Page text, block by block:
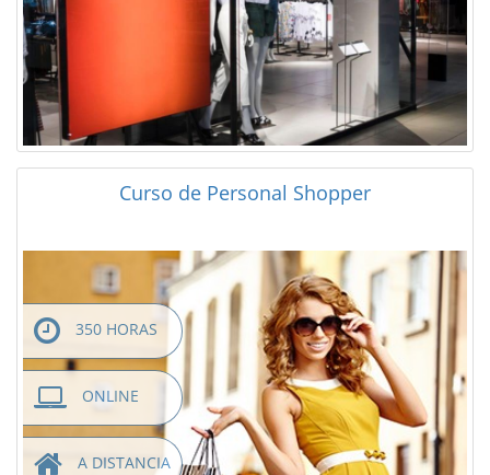
Curso de Personal Shopper
350 HORAS
ONLINE
A DISTANCIA